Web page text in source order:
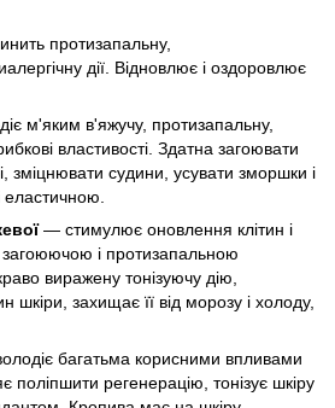
протизапальну,
дії. Відновлює і оздоровлює
м'яким в'яжучу, протизапальну,
властивості. Здатна загоювати
зміцнювати судини, усувати зморшки і
— стимулює оновлення клітин і
загоюючою і протизапальною
виражену тонізуючу дію,
шкіри, захищає її від морозу і холоду,
багатьма корисними впливами
поліпшити регенерацію, тонізує шкіру